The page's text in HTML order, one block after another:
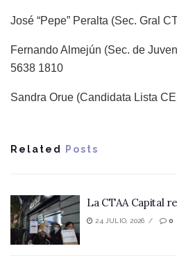
José “Pepe” Peralta (Sec. Gral
Fernando Almejún (Sec. de
5638 1810
Sandra Orue (Candidata Lista
Related Posts
La CTAA Capital
24 JULIO, 2026 0